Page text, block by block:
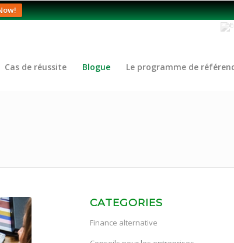
Cas de réussite Blogue Le programme de
CATEGORIES
Finance alternative